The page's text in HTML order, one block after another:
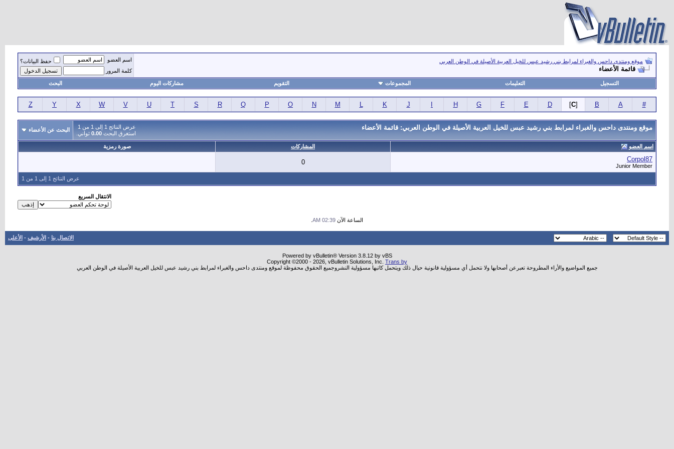
موقع ومنتدى داحس والغبراء لمرابط بني رشيد عبس للخيل العربية الأصيلة في الوطن العربي
قائمة الأعضاء
اسم العضو
حفظ البيانات؟
كلمة المرور
التسجيل التعليمات المجموعات التقويم مشاركات اليوم البحث
#
A
B
[
C
]
D
E
F
G
H
J
K
L
M
N
O
P
Q
R
S
T
U
V
W
X
Y
Z
عرض النتائج 1 إلى 1 من 1
استغرق البحث 0.00 ثواني.
موقع ومنتدى داحس والغبراء لمرابط بني رشيد عبس للخيل العربية الأصيلة في الوطن العربي: قائمة الأعضاء البحث عن الأعضاء
اسم العضو المشاركات صورة رمزية
Corpol87
Junior Member
0
عرض النتائج 1 إلى 1 من 1
الانتقال السريع
الساعة الآن 02:39 AM
الاتصال بنا - الأرشيف - الأعلى
Powered by vBulletin® Version 3.8.12 by vBS
Copyright ©2000 - 2026, vBulletin Solutions, Inc. Trans by
جميع المواضيع والأراء المطروحة تعبرعن أصحابها ولا نتحمل أي مسؤولية قانونية حيال ذلك ويتحمل كاتبها مسؤولية النشروجميع الحقوق محفوظة لموقع ومنتدى داحس والغبراء لمرابط بني رشيد عبس للخيل العربية الأصيلة في الوطن العربي